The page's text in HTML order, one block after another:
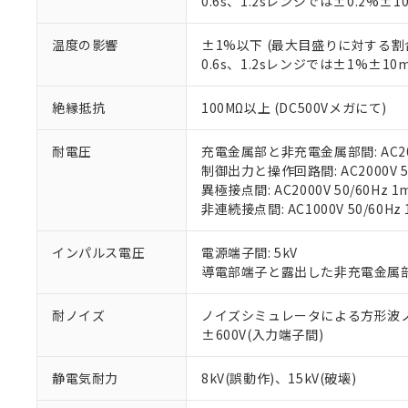
温度の影響
±1%以下 (最大目盛りに対する割
0.6s、1.2sレンジでは
絶縁抵抗 100MΩ以上 (DC500Vメガにて)
耐電圧
充電金属部と非充電金属部間:
制御出力と操作回路間:
異極接点間: AC2000V 50/60Hz
非連続接点間: AC1000V 50/60Hz
インパルス電圧
電源端子間: 5kV
導電部端子と露出した非充電金属
耐ノイズ
ノイズシミュレータによる方形
±600V(入力端子間)
静電気耐力 8kV(誤動作)、15kV(破壊)
以下の条件をお読
本サービス
在庫状況お
のであり、
い。
正式な納期
当社販売員に
オムロン制御
在庫状況お
マイパーツ
お客様が当
が、当社の
いる法人を指
があります。
*EU RoHS指令（10物質
鉛(Pb) 1000ppm以下、
六価クロム(Cr(Ⅵ))
フタル酸ビス(2-エチ
ル（DBP） 1000ppm以
但し、RoHS指令で産
※2 対応予定月
部品在庫の切り替
※3 非含有証明
下記の非含有証
EU RoHS指令（10
51物質の非含有証
「×」：最大均質
「－」：未確認で
*中国RoHS10物質の基
DBP(フタル酸ジブチル
DEHP(フタル酸ビス(2-
※2 環境保護使
「ｅ」：有害物質
「10」：通常の使
味します。
「－」：未確認で
当社は、こ
などの必要
当社は規制
ます。
当社は貴社
置等に一切使
当社は、貴
また当社は
たしません。
記
号
説明
○ 一定数
△ 一定数に
－
在庫な
空
白
受注生